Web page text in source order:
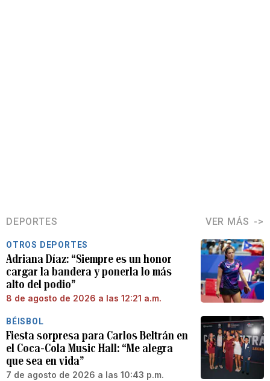
DEPORTES VER MÁS
OTROS DEPORTES
Adriana Díaz: “Siempre es un honor
cargar la bandera y ponerla lo más
alto del podio”
8 de agosto de 2026 a las 12:21 a.m.
BÉISBOL
Fiesta sorpresa para Carlos Beltrán en
el Coca-Cola Music Hall: “Me alegra
que sea en vida”
7 de agosto de 2026 a las 10:43 p.m.